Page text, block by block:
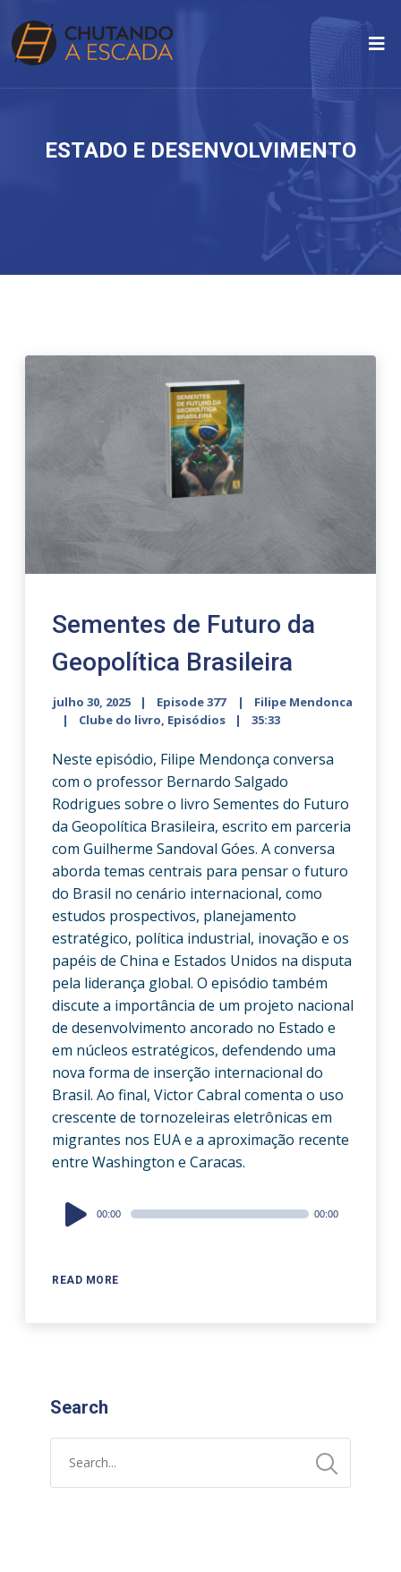
ESTADO E DESENVOLVIMENTO
Sementes de Futuro da
Geopolítica Brasileira
julho 30, 2025 Episode 377
Filipe Mendonca
Clube do livro, Episódios 35:33
Neste episódio, Filipe Mendonça conversa
com o professor Bernardo Salgado
Rodrigues sobre o livro Sementes do Futuro
da Geopolítica Brasileira, escrito em parceria
com Guilherme Sandoval Góes. A conversa
aborda temas centrais para pensar o futuro
do Brasil no cenário internacional, como
estudos prospectivos, planejamento
estratégico, política industrial, inovação e os
papéis de China e Estados Unidos na disputa
pela liderança global. O episódio também
discute a importância de um projeto nacional
de desenvolvimento ancorado no Estado e
em núcleos estratégicos, defendendo uma
nova forma de inserção internacional do
Brasil. Ao final, Victor Cabral comenta o uso
crescente de tornozeleiras eletrônicas em
migrantes nos EUA e a aproximação recente
entre Washington e Caracas.
READ MORE
Audio
Player
00:00 00:00
Search